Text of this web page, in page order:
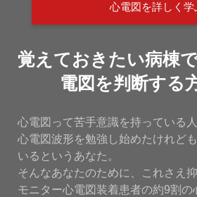
心電図を詳しく学
覚えておきたい病棟
電図を判断する
心電図って苦手意識を持っている人
心電図波形を勉強し始めたけれど
いるというあなた。
そんなあなたのために、これさえ
モニター心電図装着患者の約9割の